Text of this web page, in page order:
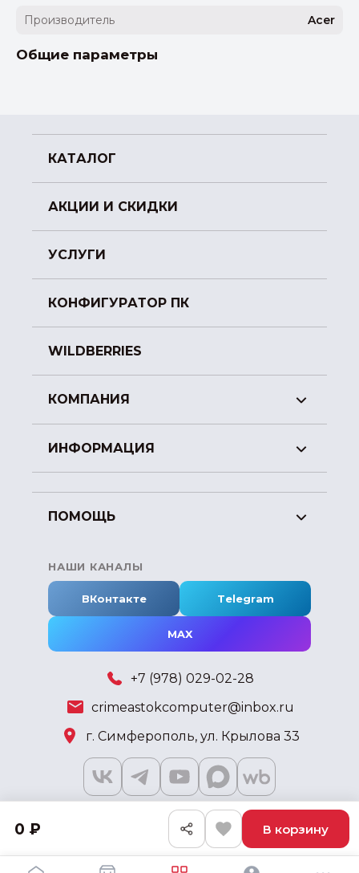
0 ₽ В корзину
Производитель
Acer
Общие параметры
КАТАЛОГ
АКЦИИ И СКИДКИ
УСЛУГИ
КОНФИГУРАТОР ПК
WILDBERRIES
КОМПАНИЯ
ИНФОРМАЦИЯ
ПОМОЩЬ
НАШИ КАНАЛЫ
ВКонтакте Telegram
MAX
+7 (978) 029-02-28
crimeastokcomputer@inbox.ru
г. Симферополь, ул. Крылова 33
2018 - 2026 © KSKSHOP.RU